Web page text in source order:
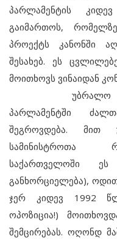
პარლამენტის
გაიმართოს,
პროექტს კანონში
შესახებ. ეს
მოითხოვს ვინაიდან
უბრალო
პარლამენტში
შეგროვდება. მით
სამინისტროთა
საქართველოში
განხორციელება),
ჯერ კიდევ 1992
ოპოზიცია!)
შემცირებას. ოღონდ